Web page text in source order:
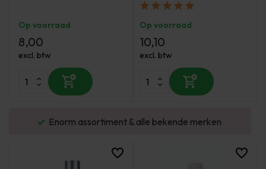
Op voorraad
8,00
excl. btw
Op voorraad
10,10
excl. btw
Enorm assortiment & alle bekende merken